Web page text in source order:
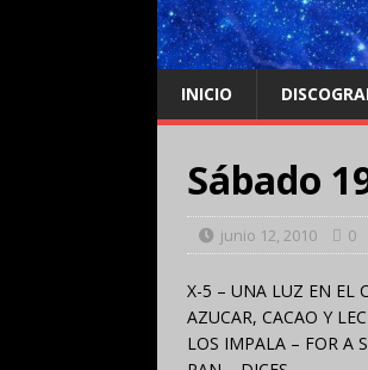
INICIO
Sábado
junio 12, 2010 0
X-5 – UNA LUZ EN EL
AZUCAR, CACAO Y
LOS IMPALA – FOR A